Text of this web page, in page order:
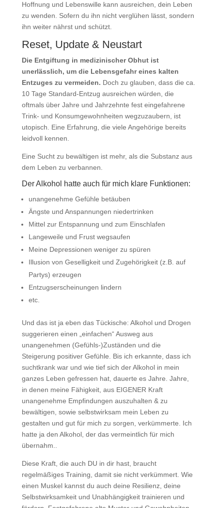
Hoffnung und Lebenswille kann ausreichen, dein Leben
zu wenden. Sofern du ihn nicht verglühen lässt, sondern
ihn weiter nährst und schützt.
Reset, Update & Neustart
Die Entgiftung in medizinischer Obhut ist
unerlässlich, um die Lebensgefahr eines kalten
Entzuges zu vermeiden. Doch zu glauben, dass die ca.
10 Tage Standard-Entzug ausreichen würden, die
oftmals über Jahre und Jahrzehnte fest eingefahrene
Trink- und Konsumgewohnheiten wegzuzaubern, ist
utopisch. Eine Erfahrung, die viele Angehörige bereits
leidvoll kennen.
Eine Sucht zu bewältigen ist mehr, als die Substanz aus
dem Leben zu verbannen.
Der Alkohol hatte auch für mich klare Funktionen:
unangenehme Gefühle betäuben
Ängste und Anspannungen niedertrinken
Mittel zur Entspannung und zum Einschlafen
Langeweile und Frust wegsaufen
Meine Depressionen weniger zu spüren
Illusion von Geselligkeit und Zugehörigkeit (z.B. auf
Partys) erzeugen
Entzugserscheinungen lindern
etc.
Und das ist ja eben das Tückische: Alkohol und Drogen
suggerieren einen „einfachen“ Ausweg aus
unangenehmen (Gefühls-)Zuständen und die
Steigerung positiver Gefühle. Bis ich erkannte, dass ich
suchtkrank war und wie tief sich der Alkohol in mein
ganzes Leben gefressen hat, dauerte es Jahre. Jahre,
in denen meine Fähigkeit, aus EIGENER Kraft
unangenehme Empfindungen auszuhalten & zu
bewältigen, sowie selbstwirksam mein Leben zu
gestalten und gut für mich zu sorgen, verkümmerte. Ich
hatte ja den Alkohol, der das vermeintlich für mich
übernahm..
Diese Kraft, die auch DU in dir hast, braucht
regelmäßiges Training, damit sie nicht verkümmert. Wie
einen Muskel kannst du auch deine Resilienz, deine
Selbstwirksamkeit und Unabhängigkeit trainieren und